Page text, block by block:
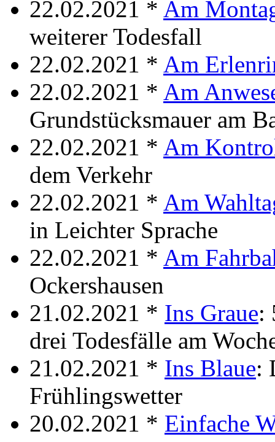
22.02.2021 * Am
weiterer Todesfall
22.02.2021 * Am
22.02.2021 * Am
Grundstücksmauer am
22.02.2021 * Am
dem Verkehr
22.02.2021 * Am
in Leichter Sprache
22.02.2021 * Am
Ockershausen
21.02.2021 * Ins Graue:
drei Todesfälle am
21.02.2021 * Ins Blaue:
Frühlingswetter
20.02.2021 * Einfache